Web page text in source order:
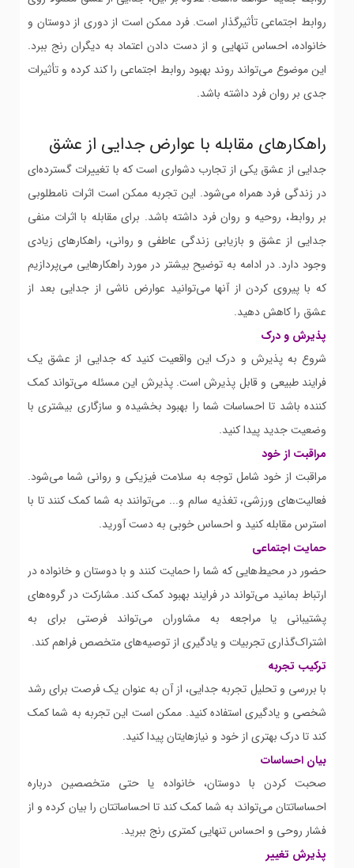
روابط اجتماعی تأثیرگذار است. فرد ممکن است از دوری از دوستان و
خانواده، احساس تنهایی و از دست دادن اعتماد به دیگران رنج ببرد.
این موضوع می‌تواند روند بهبود روابط اجتماعی را کند کرده و تأثیرات
جدی بر روان فرد داشته باشد.
راهکارهای مقابله با عوارض جدایی از عشق
جدایی از عشق یکی از تجارب دشواری است که با تغییرات گسترده‌ای
در زندگی فرد همراه می‌شود. این تجربه ممکن است اثرات نامطلوبی
بر روابط، روحیه و روان فرد داشته باشد. برای مقابله با اثرات منفی
جدایی از عشق و بازیابی زندگی عاطفی و روانی، راهکارهای زیادی
وجود دارد. در ادامه به توضیح بیشتر در مورد راهکارهایی می‌پردازیم
که با پیروی کردن از آنها می‌توانید عوارض ناشی از جدایی بعد از
عشق را کاهش دهید.
پذیرش و درک
شروع به پذیرش و درک این واقعیت کنید که جدایی از عشق یک
فرایند طبیعی و قابل پذیرش است. پذیرش این مسئله می‌تواند کمک
کننده باشد تا احساسات شما را بهبود بخشیده و سازگاری بیشتری با
وضعیت جدید پیدا کنید.
مراقبت از خود
مراقبت از خود شامل توجه به سلامت فیزیکی و روانی شما می‌شود.
فعالیت‌های ورزشی، تغذیه سالم و... می‌توانند به شما کمک کنند تا با
استرس مقابله کنید و احساس خوبی به دست آورید.
حمایت اجتماعی
حضور در محیط‌هایی که شما را حمایت کنند و با دوستان و خانواده در
ارتباط بمانید می‌تواند در فرایند بهبود کمک کند. مشارکت در گروه‌های
پشتیبانی یا مراجعه به مشاوران می‌تواند فرصتی برای به
اشتراک‌گذاری تجربیات و یادگیری از توصیه‌های متخصص فراهم کند.
ترکیب تجربه
با بررسی و تحلیل تجربه جدایی، از آن به عنوان یک فرصت برای رشد
شخصی و یادگیری استفاده کنید. ممکن است این تجربه به شما کمک
کند تا درک بهتری از خود و نیازهایتان پیدا کنید.
بیان احساسات
صحبت کردن با دوستان، خانواده یا حتی متخصصین درباره
احساساتتان می‌تواند به شما کمک کند تا احساساتتان را بیان کرده و از
فشار روحی و احساس تنهایی کمتری رنج ببرید.
پذیرش تغییر